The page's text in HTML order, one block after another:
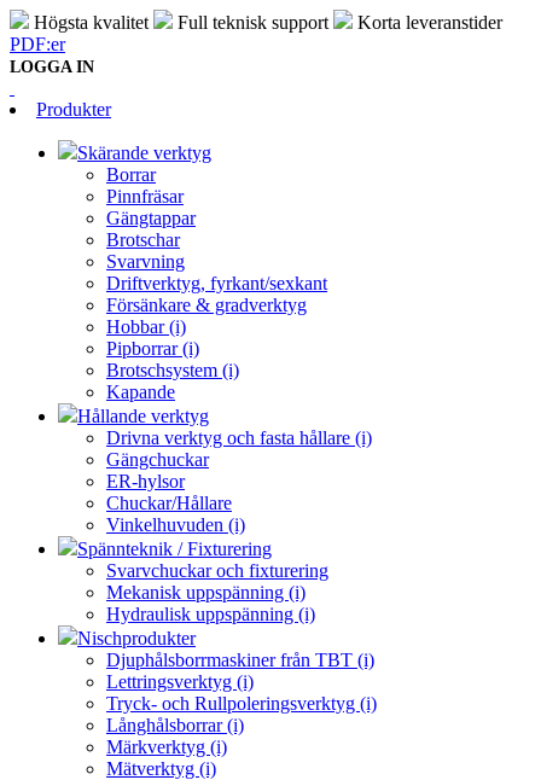
Högsta kvalitet Full teknisk support
Korta leveranstider
PDF:er
LOGGA IN
Produkter
Skärande verktyg
Borrar
Pinnfräsar
Gängtappar
Brotschar
Svarvning
Driftverktyg, fyrkant/sexkant
Försänkare & gradverktyg
Hobbar (i)
Pipborrar (i)
Brotschsystem (i)
Kapande
Hållande verktyg
Drivna verktyg och fasta hållare (i)
Gängchuckar
ER-hylsor
Chuckar/Hållare
Vinkelhuvuden (i)
Spännteknik / Fixturering
Svarvchuckar och fixturering
Mekanisk uppspänning (i)
Hydraulisk uppspänning (i)
Nischprodukter
Djuphålsborrmaskiner från TBT (i)
Lettringsverktyg (i)
Tryck- och Rullpoleringsverktyg (i)
Långhålsborrar (i)
Märkverktyg (i)
Mätverktyg (i)